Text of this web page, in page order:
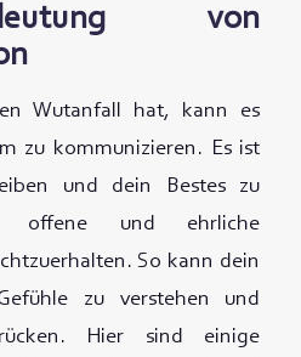
von
Wutanfall hat, kann es
zu kommunizieren. Es ist
und dein Bestes zu
offene und ehrliche
So kann dein
zu verstehen und
Hier sind einige